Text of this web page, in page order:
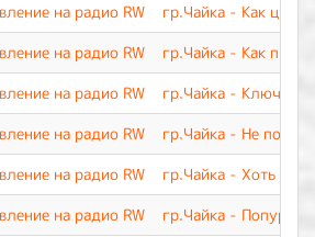
на радио RW
гр.Чайка - Как
на радио RW
гр.Чайка - Как
на радио RW
гр.Чайка - Ключ
на радио RW
гр.Чайка - Не
на радио RW
гр.Чайка - Хоть я и
на радио RW
гр.Чайка - Попурри